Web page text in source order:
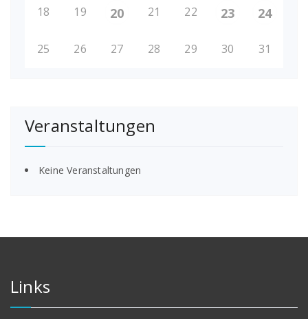
18 19 20 21 22 23 24
25 26 27 28 29 30 31
Veranstaltungen
Keine Veranstaltungen
Links